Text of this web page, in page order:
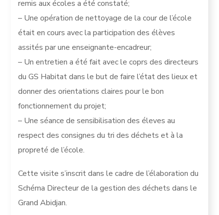
remis aux écoles a été constaté;
– Une opération de nettoyage de la cour de l’école
était en cours avec la participation des élèves
assités par une enseignante-encadreur;
– Un entretien a été fait avec le coprs des directeurs
du GS Habitat dans le but de faire l’état des lieux et
donner des orientations claires pour le bon
fonctionnement du projet;
– Une séance de sensibilisation des éleves au
respect des consignes du tri des déchets et à la
propreté de l’école.
Cette visite s’inscrit dans le cadre de l’élaboration du
Schéma Directeur de la gestion des déchets dans le
Grand Abidjan.